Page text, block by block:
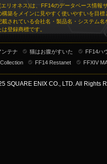
エリオネス)は、FF14のデータベース情報
構築をメインに見やすく使いやすいを目標
載されている会社名・製品名・システム名
登録商標です。
ンテナ 猫はお腹がすいた
FF14ハ
FF14 Restanet FFXIV
SQUARE ENIX CO., LTD. All Rights